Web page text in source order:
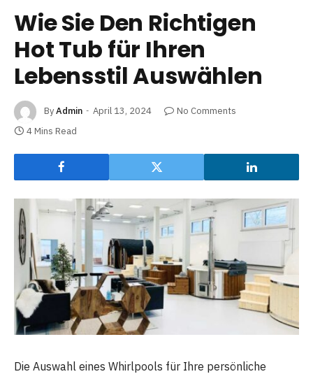
Wie Sie Den Richtigen
Hot Tub für Ihren
Lebensstil Auswählen
ByAdmin April 13, 2024
No Comments
4 Mins Read
Die Auswahl eines Whirlpools für Ihre persönliche